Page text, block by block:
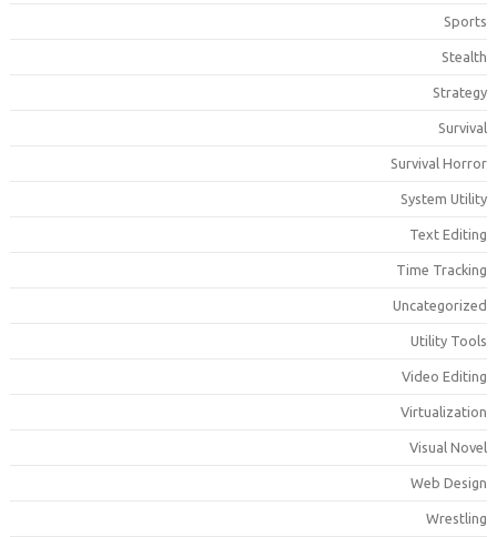
Survival
System
Text
Time
Utility
Video
Visual
Web